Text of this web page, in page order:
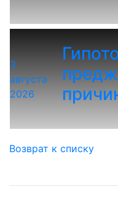
3
августа
2026
Возврат к списку